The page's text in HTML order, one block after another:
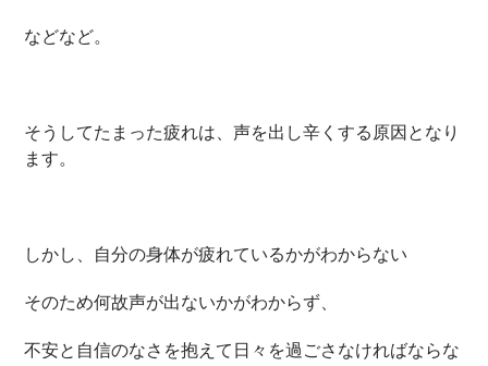
などなど。
そうしてたまった疲れは、声を出し辛くする原因となり
ます。
しかし、自分の身体が疲れているかがわからない
そのため何故声が出ないかがわからず、
不安と自信のなさを抱えて日々を過ごさなければならな